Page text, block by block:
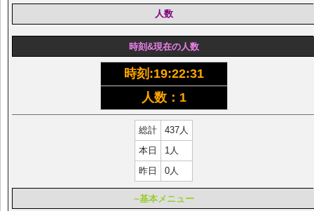
人数
時刻&現在の人数
時刻:19:22:32
人数：1
総計
437人
本日
1人
昨日
0人
~基本メニュー